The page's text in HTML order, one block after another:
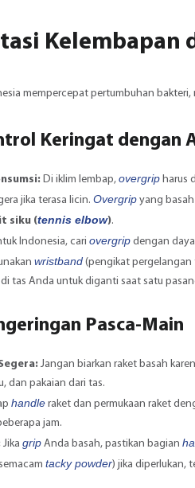
Kelembapan
mempercepat pertumbuhan bakteri,
Keringat dengan
Di iklim lembap, overgrip harus
jika terasa licin. Overgrip yang
siku (tennis elbow).
Indonesia, cari overgrip dengan
wristband (pengikat pergelangan
di tas Anda untuk diganti saat satu
Pasca-Main
Jangan biarkan raket basah
dan pakaian dari tas.
handle raket dan permukaan raket
jam.
Jika grip Anda basah, pastikan bagian
tacky powder) jika diperlukan,